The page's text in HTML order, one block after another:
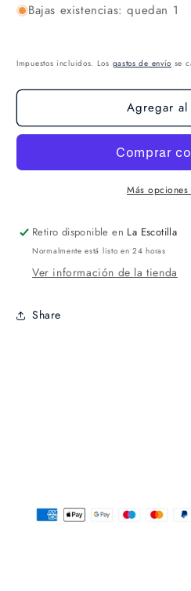
Bajas existencias: quedan 1
Impuestos incluidos. Los gastos de envío se
Agregar
Más
Retiro disponible en La Escotilla
Normalmente está listo en 24 horas
Ver información de la tienda
Share